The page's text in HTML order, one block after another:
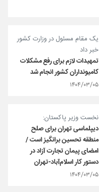
یک مقام مسئول در وزارت کشور
خبر داد
تمهیدات لازم برای رفع مشکلات
کامیونداران کشور انجام شد
۱۴۰۴/۰۳/۰۵
نخست وزیر پاکستان:
دیپلماسی تهران برای صلح
منطقه‌ تحسین برانگیز است /
امضای پیمان تجارت آزاد در
دستور کار اسلام‌آباد-تهران
۱۴۰۴/۰۳/۰۵